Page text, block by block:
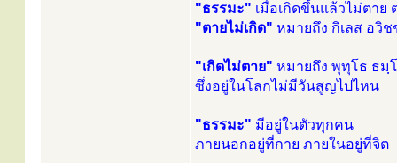
"ธรรมะ" เมื่อเกิดขึ้นแล้วไม่ตาย
"ตายไม่เกิด" หมายถึง กิเลส อวิ
"เกิดไม่ตาย" หมายถึง พุทุโธ ธมฺ
ซึ่งอยู่ในโลกไม่มีวันสูญไปไหน
"ธรรมะ" มีอยู่ในตัวทุกคน
ภายนอกอยู่ที่กาย ภายในอยู่ที่จิต